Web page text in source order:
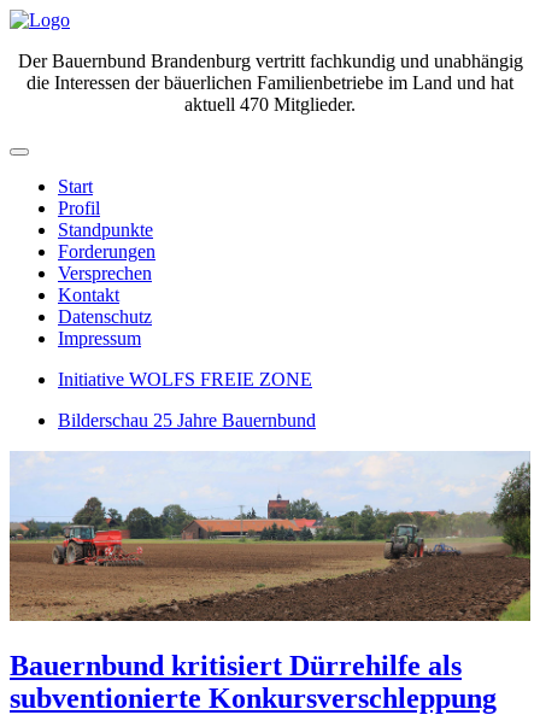
Der Bauernbund Brandenburg vertritt fachkundig und unabhängig
die Interessen der bäuerlichen Familienbetriebe im Land und hat
aktuell 470 Mitglieder.
Start
Profil
Standpunkte
Forderungen
Versprechen
Kontakt
Datenschutz
Impressum
Initiative WOLFS FREIE ZONE
Bilderschau 25 Jahre Bauernbund
Bauernbund kritisiert Dürrehilfe als
subventionierte Konkursverschleppung